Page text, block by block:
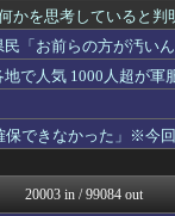
なんJクエスト
ゲーム実況者速報＠
ほんわかMkⅡ
コンテンツ・声優 | ラブ
乃木通 乃木坂46櫻坂46...
スターライト速報 -遊戯
アナきゃぷ速報
かを思考していると判
「お前らの方が汚い
で人気 1000人超が軍
保できなかった」※今
20003 in / 99084 out